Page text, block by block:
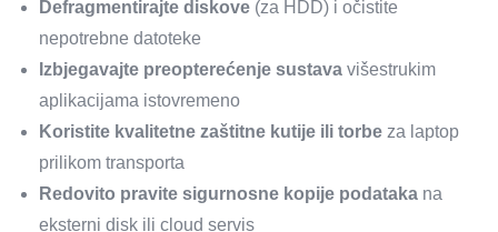
Defragmentirajte diskove (za HDD) i očistite
nepotrebne datoteke
Izbjegavajte preopterećenje sustava višestrukim
aplikacijama istovremeno
Koristite kvalitetne zaštitne kutije ili torbe za laptop
prilikom transporta
Redovito pravite sigurnosne kopije podataka na
eksterni disk ili cloud servis